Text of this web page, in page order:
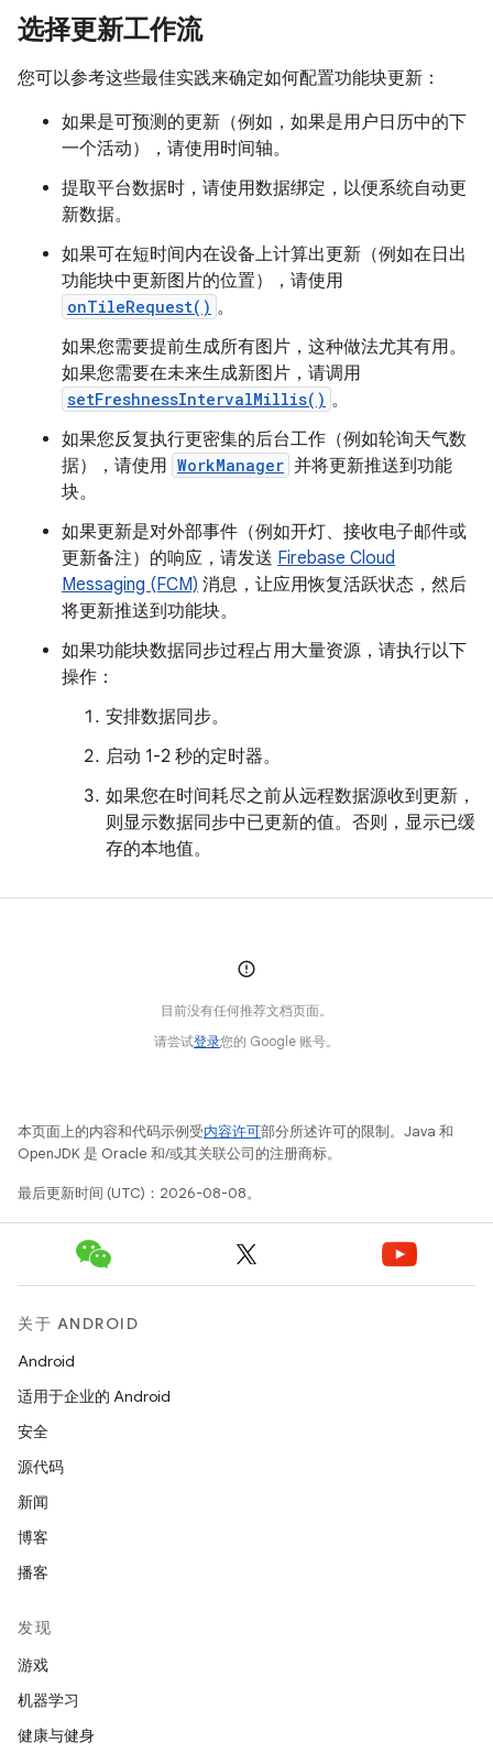
选择更新工作流
您可以参考这些最佳实践来确定如何配置功能块更新：
如果是可预测的更新（例如，如果是用户日历中的下
一个活动），请使用时间轴。
提取平台数据时，请使用数据绑定，以便系统自动更
新数据。
如果可在短时间内在设备上计算出更新（例如在日出
功能块中更新图片的位置），请使用
onTileRequest() 。
如果您需要提前生成所有图片，这种做法尤其有用。
如果您需要在未来生成新图片，请调用
setFreshnessIntervalMillis() 。
如果您反复执行更密集的后台工作（例如轮询天气数
据），请使用 WorkManager 并将更新推送到功能
块。
如果更新是对外部事件（例如开灯、接收电子邮件或
更新备注）的响应，请发送 Firebase Cloud
Messaging (FCM) 消息，让应用恢复活跃状态，然后
将更新推送到功能块。
如果功能块数据同步过程占用大量资源，请执行以下
操作：
安排数据同步。
启动 1-2 秒的定时器。
如果您在时间耗尽之前从远程数据源收到更新，
则显示数据同步中已更新的值。否则，显示已缓
存的本地值。
目前没有任何推荐文档页面。
请尝试登录您的 Google 账号。
本页面上的内容和代码示例受内容许可部分所述许可的限制。Java 和
OpenJDK 是 Oracle 和/或其关联公司的注册商标。
最后更新时间 (UTC)：2026-08-08。
关于 ANDROID
Android
适用于企业的 Android
安全
源代码
新闻
博客
播客
发现
游戏
机器学习
健康与健身